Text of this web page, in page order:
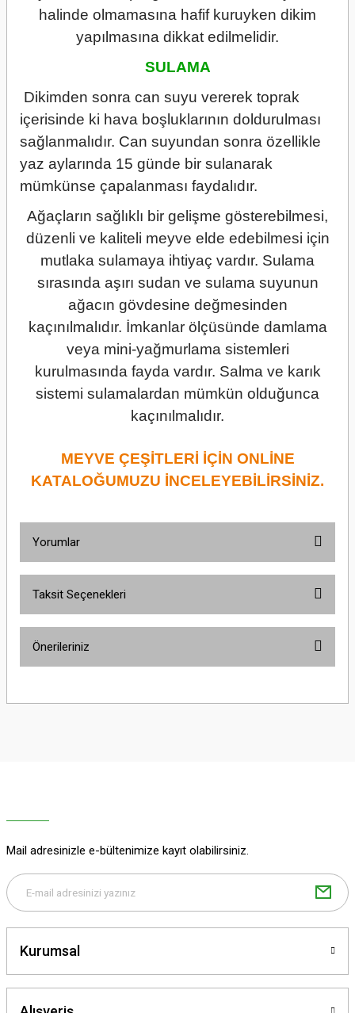
halinde olmamasına hafif kuruyken dikim
yapılmasına dikkat edilmelidir.
SULAMA
Dikimden sonra can suyu vererek toprak
içerisinde ki hava boşluklarının doldurulması
sağlanmalıdır. Can suyundan sonra özellikle
yaz aylarında 15 günde bir sulanarak
mümkünse çapalanması faydalıdır.
Ağaçların sağlıklı bir gelişme gösterebilmesi,
düzenli ve kaliteli meyve elde edebilmesi için
mutlaka sulamaya ihtiyaç vardır. Sulama
sırasında aşırı sudan ve sulama suyunun
ağacın gövdesine değmesinden
kaçınılmalıdır. İmkanlar ölçüsünde damlama
veya mini-yağmurlama sistemleri
kurulmasında fayda vardır. Salma ve karık
sistemi sulamalardan mümkün olduğunca
kaçınılmalıdır.
MEYVE ÇEŞİTLERİ İÇİN ONLİNE
KATALOĞUMUZU İNCELEYEBİLİRSİNİZ.
Yorumlar
Taksit Seçenekleri
Önerileriniz
Bu ürüne benzer farklı alternatifler olmalı.
Mail adresinizle e-bültenimize kayıt olabilirsiniz.
Kurumsal